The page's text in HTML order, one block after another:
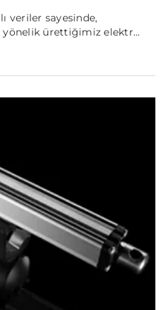
veriler sayesinde,
ürettiğimiz elektr...